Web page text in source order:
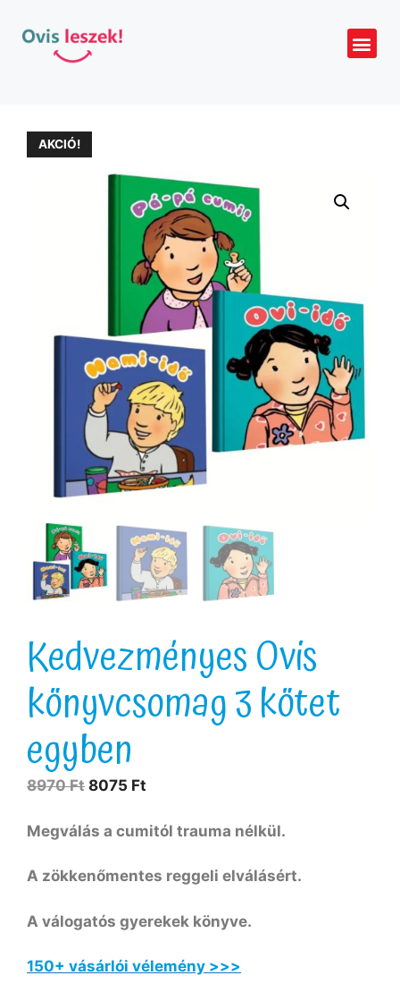
AKCIÓ!
Kedvezményes Ovis
könyvcsomag 3 kötet
egyben
8970Ft 8075 Ft
Megválás a cumitól trauma nélkül.
A zökkenőmentes reggeli elválásért.
A válogatós gyerekek könyve.
150+ vásárlói vélemény >>>